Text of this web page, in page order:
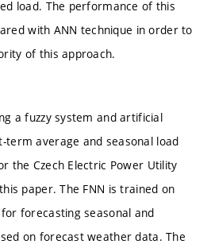
load. The performance of this
with ANN technique in order to
of this approach.
a fuzzy system and artificial
average and seasonal load
the Czech Electric Power Utility
paper. The FNN is trained on
forecasting seasonal and
on forecast weather data. The